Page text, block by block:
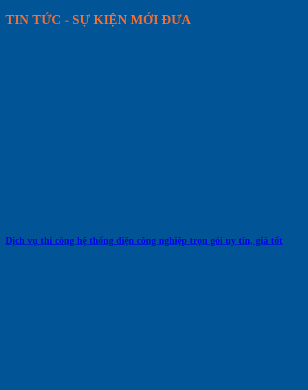
TIN TỨC - SỰ KIỆN MỚI ĐƯA
Dịch vụ thi công hệ thống điện công nghiệp trọn gói uy tín, giá tốt